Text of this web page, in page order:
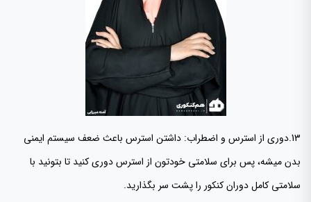
13.دوری از استرس و اضطراب: داشتن استرس باعث ضعف سیستم ایمنی
بدن میشه، پس برای سلامتی خودتون از استرس دوری کنید تا بتونید با
سلامتی کامل دوران کنکور را پشت سر بگذارید.